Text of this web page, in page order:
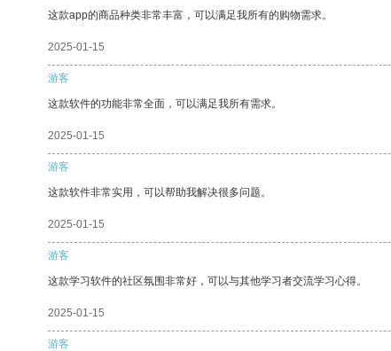
这款app的商品种类非常丰富，可以满足我所有的购物需求。
2025-01-15
游客
这款软件的功能非常全面，可以满足我所有需求。
2025-01-15
游客
这款软件非常实用，可以帮助我解决很多问题。
2025-01-15
游客
这款学习软件的社区氛围非常好，可以与其他学习者交流学习心得。
2025-01-15
游客